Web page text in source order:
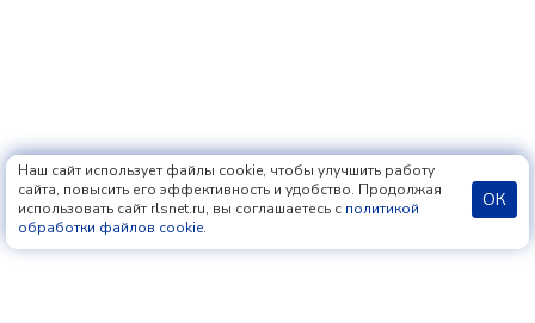
Наш сайт использует файлы cookie, чтобы улучшить работу
сайта, повысить его эффективность и удобство. Продолжая
использовать сайт rlsnet.ru, вы соглашаетесь с политикой
обработки файлов cookie.
ОК